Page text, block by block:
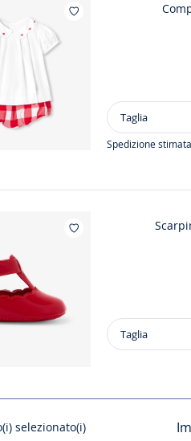
Taglia
Completino
in
Taglia
Spedizione
Taglia
Scarpine
neonata
Taglia
selezionato(i)